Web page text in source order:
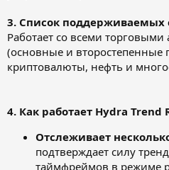
3. Список поддерживаемых
Работает со всеми
(основные и второстепенные
криптовалюты, нефть и
4. Как работает Hydra Trend
Отслеживает
подтверждает силу
таймфреймов в режиме